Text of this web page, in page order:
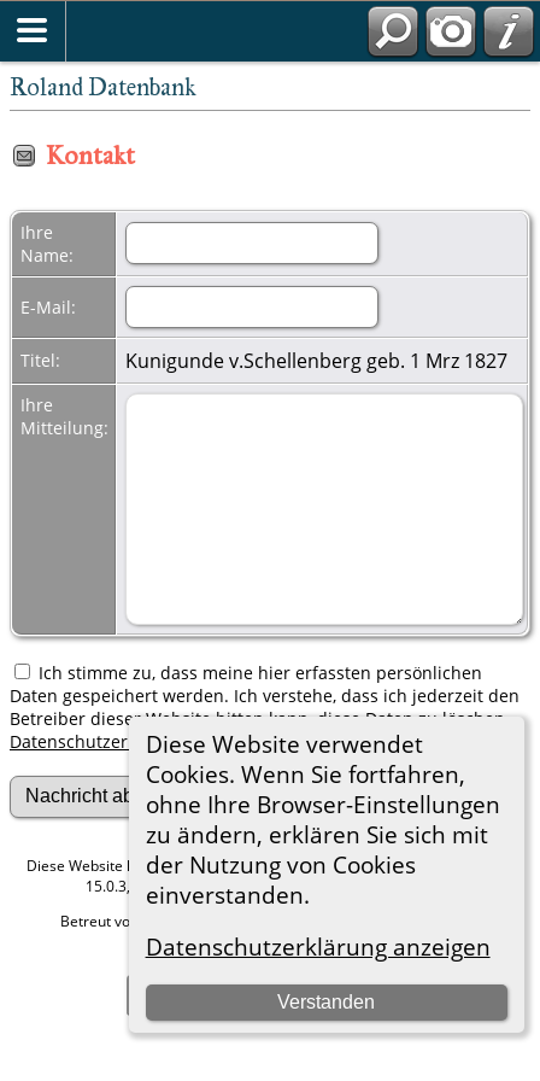
Roland Datenbank
Diese Website verwendet
Cookies. Wenn Sie fortfahren,
ohne Ihre Browser-Einstellungen
zu ändern, erklären Sie sich mit
der Nutzung von Cookies
einverstanden.
Datenschutzerklärung anzeigen
Verstanden
Kontakt
Ihre
Name:
E-Mail:
Titel: Kunigunde v.Schellenberg geb. 1 Mrz 1827
Ihre
Mitteilung:
Ich stimme zu, dass meine hier erfassten persönlichen
Daten gespeichert werden. Ich verstehe, dass ich jederzeit den
Betreiber dieser Website bitten kann, diese Daten zu löschen.
Datenschutzerklärung
Diese Website läuft mit The Next Generation of Genealogy Sitebuilding
15.0.3, programmiert von Darrin Lythgoe © 2001-2026.
Betreut von
Hier geht es zum Impressum
Zur Desktop-Webseite wechseln